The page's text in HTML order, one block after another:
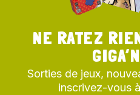
NE RATEZ
Sorties de jeux,
inscrivez-vous